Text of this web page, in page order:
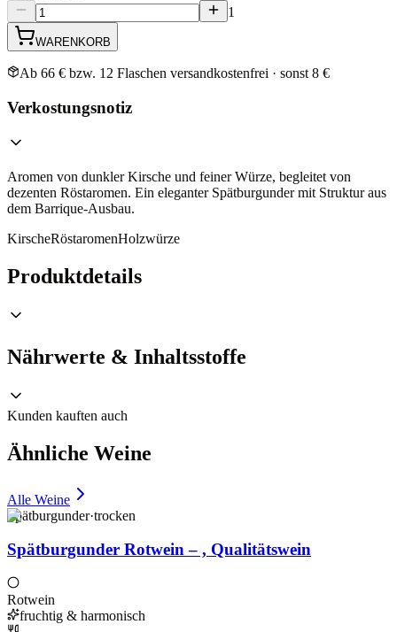
1
WARENKORB
Ab 66 € bzw. 12 Flaschen versandkostenfrei · sonst 8 €
Verkostungsnotiz
Aromen von dunkler Kirsche und feiner Würze, begleitet von
dezenten Röstaromen. Ein eleganter Spätburgunder mit Struktur aus
dem Barrique-Ausbau.
KirscheRöstaromenHolzwürze
Produktdetails
Nährwerte & Inhaltsstoffe
Kunden kauften auch
Ähnliche Weine
Alle Weine
Spätburgunder·trocken
Spätburgunder Rotwein – , Qualitätswein
Rotwein
fruchtig & harmonisch